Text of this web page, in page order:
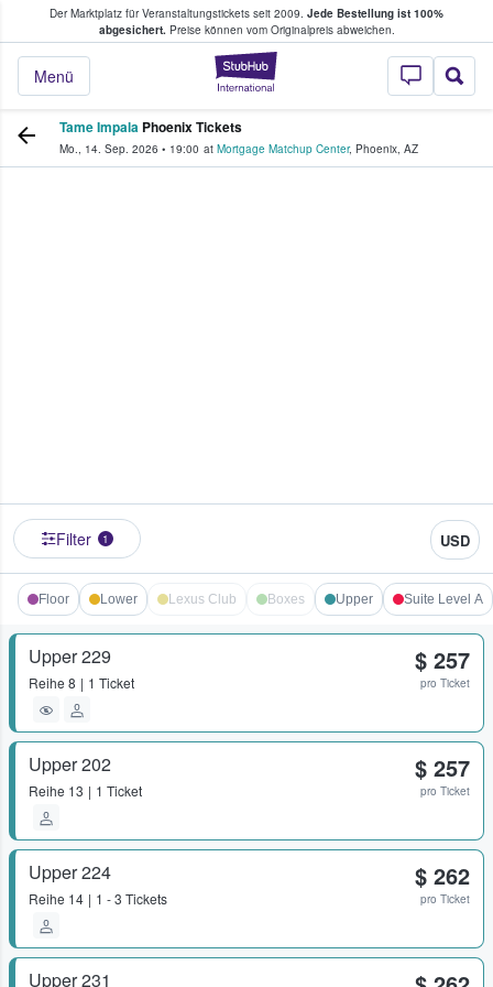
Der Marktplatz für Veranstaltungstickets seit 2009. Jede Bestellung ist 100%
abgesichert.Preise können vom Originalpreis abweichen.
StubHub - Wo
Menü
Tickets kaufen & verkaufen
Tame Impala Phoenix Tickets
Mo., 14. Sep. 2026 • 19:00 at Mortgage Matchup Center, Phoenix, AZ
Filter 1 USD
Floor Lower Lexus Club Boxes Upper Suite Level A
Upper 229
Reihe 8 1 Ticket
$ 257
pro Ticket
Upper 202
Reihe 13 1 Ticket
$ 257
pro Ticket
Upper 224
Reihe 14 1 - 3 Tickets
$ 262
pro Ticket
Upper 231